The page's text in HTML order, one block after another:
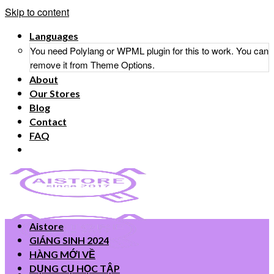
Skip to content
Languages
You need Polylang or WPML plugin for this to work. You can
remove it from Theme Options.
About
Our Stores
Blog
Contact
FAQ
Aistore
GIÁNG SINH 2024
HÀNG MỚI VỀ
DỤNG CỤ HỌC TẬP